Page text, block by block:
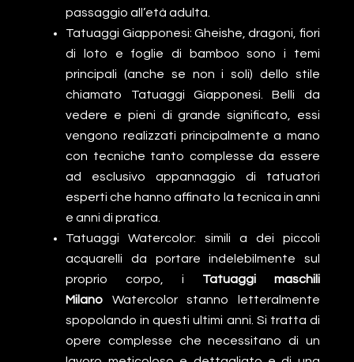
passaggio all’età adulta.
Tatuaggi Giapponesi: Gheishe, dragoni, fiori
di loto e foglie di bamboo sono i temi
principali (anche se non i soli) dello stile
chiamato Tatuaggi Giapponesi. Belli da
vedere e pieni di grande significato, essi
vengono realizzati principalmente a mano
con tecniche tanto complesse da essere
ad esclusivo appannaggio di tatuatori
esperti che hanno affinato la tecnica in anni
e anni di pratica.
Tatuaggi Watercolor: simili a dei piccoli
acquarelli da portare indelebilmente sul
proprio corpo, i Tatuaggi maschili
Milano Watercolor stanno letteralmente
spopolando in questi ultimi anni. Si tratta di
opere complesse che necessitano di un